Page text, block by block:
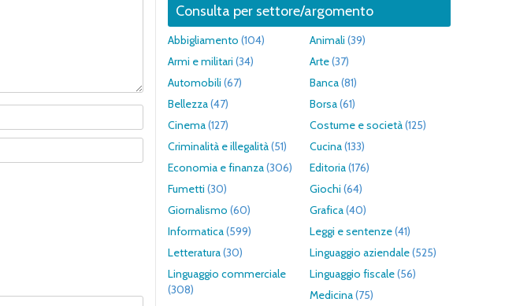
Consulta per settore/argomento
Abbigliamento (104) Animali (39)
Armi e militari (34) Arte(37)
Automobili (67) Banca(81)
Bellezza(47) Borsa(61)
Cinema(127) Costume e società(125)
Criminalità e illegalità(51) Cucina(133)
Economia e finanza(306) Editoria(176)
Fumetti (30) Giochi (64)
Giornalismo (60) Grafica(40)
Informatica(599) Leggi e sentenze(41)
Letteratura(30) Linguaggio aziendale(525)
Linguaggio commerciale
(308)
Linguaggio fiscale(56)
Medicina(75)